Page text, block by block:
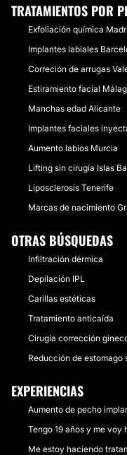
TRATAMIENTOS POR
Exfoliación química
Implantes labiales
Correción de arrugas
Estiramiento facial
Manchas edad Alicante
Implantes faciales
Aumento labios Murcia
Lifting sin cirugía Islas
Liposclerosis Tenerife
Marcas de nacimiento
OTRAS BÚSQUEDAS
Infiltración dérmica
Depilación IPL
Carillas estéticas
Tratamiento anticaída
Cirugía corrección
Reducción de estomago
EXPERIENCIAS
Aumento de pecho
Tengo 19 años y me
Me estoy haciendo